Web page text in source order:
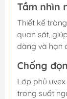
Tầm nhìn
Thiết kế
quan sát,
dàng và hạn
Chống
Lớp phủ
trong suốt